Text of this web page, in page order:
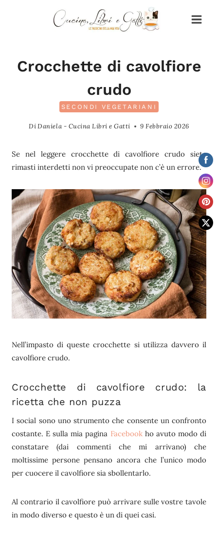
Crocchette di cavolfiore
crudo
SECONDI VEGETARIANI
Di Daniela - Cucina Libri e Gatti 9 Febbraio 2026
Se nel leggere crocchette di cavolfiore crudo siete
rimasti interdetti non vi preoccupate non c’è un errore.
Nell’impasto di queste crocchette si utilizza davvero il
cavolfiore crudo.
Crocchette di cavolfiore crudo: la
ricetta che non puzza
I social sono uno strumento che consente un confronto
costante. E sulla mia pagina Facebookho avuto modo di
constatare (dai commenti che mi arrivano) che
moltissime persone pensano ancora che l’unico modo
per cuocere il cavolfiore sia sbollentarlo.
Al contrario il cavolfiore può arrivare sulle vostre tavole
in modo diverso e questo è un di quei casi.